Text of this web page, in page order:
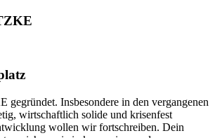
gegründet. Insbesondere in den vergangenen
wirtschaftlich solide und krisenfest
wollen wir fortschreiben. Dein